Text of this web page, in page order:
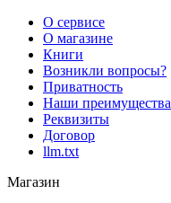
О сервисе
О магазине
Книги
Возникли вопросы?
Приватность
Наши преимущества
Реквизиты
Договор
llm.txt
Магазин